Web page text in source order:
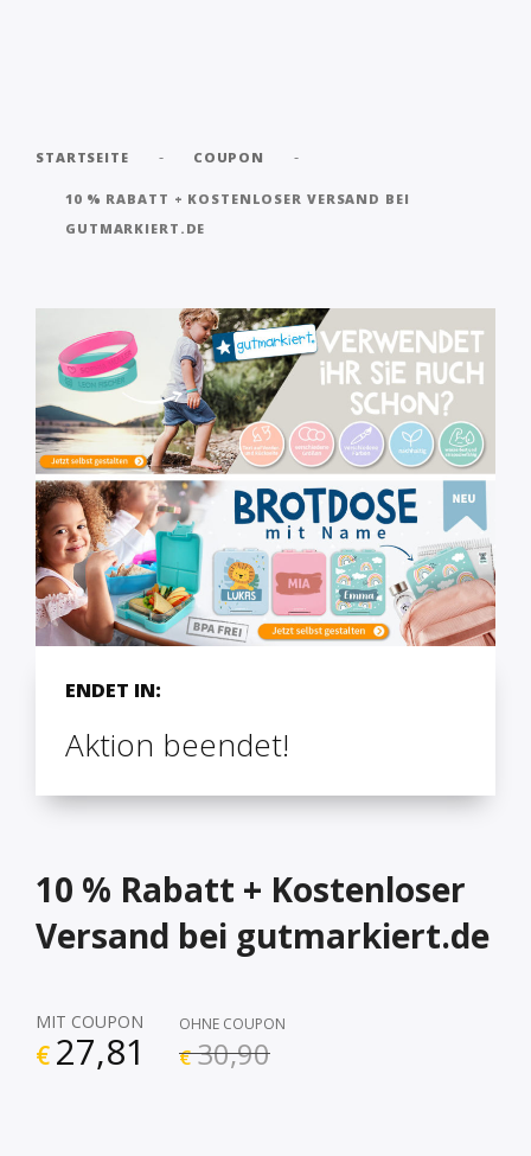
STARTSEITE - COUPON -
10 % RABATT + KOSTENLOSER VERSAND BEI
GUTMARKIERT.DE
ENDET IN:
Aktion beendet!
10 % Rabatt + Kostenloser
Versand bei gutmarkiert.de
MIT COUPON
€ 27,81
OHNE COUPON
€ 30,90